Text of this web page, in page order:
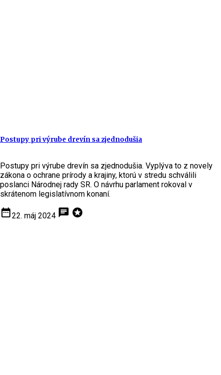
Postupy pri výrube drevín sa zjednodušia
Postupy pri výrube drevín sa zjednodušia. Vyplýva to z novely
zákona o ochrane prírody a krajiny, ktorú v stredu schválili
poslanci Národnej rady SR. O návrhu parlament rokoval v
skrátenom legislatívnom konaní.
date_range22. máj 2024 chat stars